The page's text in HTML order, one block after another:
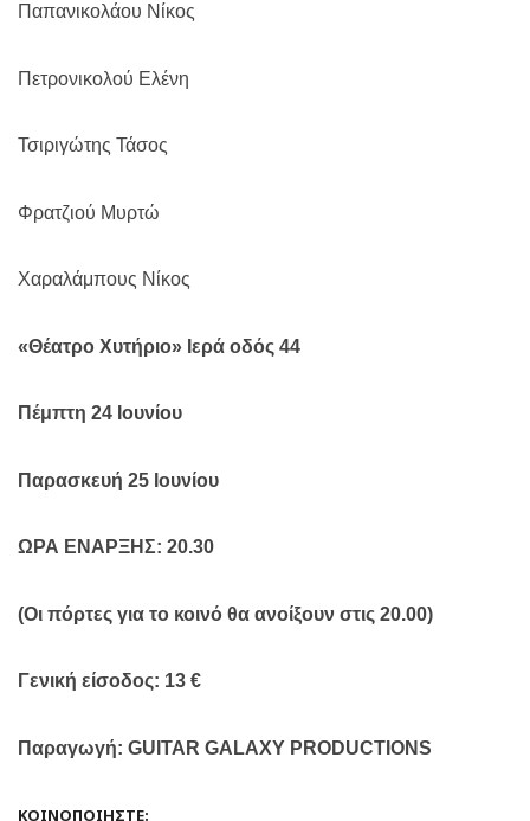
Παπανικολάου Νίκος
Πετρονικολού Ελένη
Τσιριγώτης Τάσος
Φρατζιού Μυρτώ
Χαραλάμπους Νίκος
«Θέατρο Χυτήριο» Ιερά οδός 44
Πέμπτη 24 Ιουνίου
Παρασκευή 25 Ιουνίου
ΩΡΑ ΕΝΑΡΞΗΣ: 20.30
(Οι πόρτες για το κοινό θα ανοίξουν στις 20.00)
Γενική είσοδος: 13 €
Παραγωγή: GUITAR GALAXY PRODUCTIONS
ΚΟΙΝΟΠΟΙΉΣΤΕ: